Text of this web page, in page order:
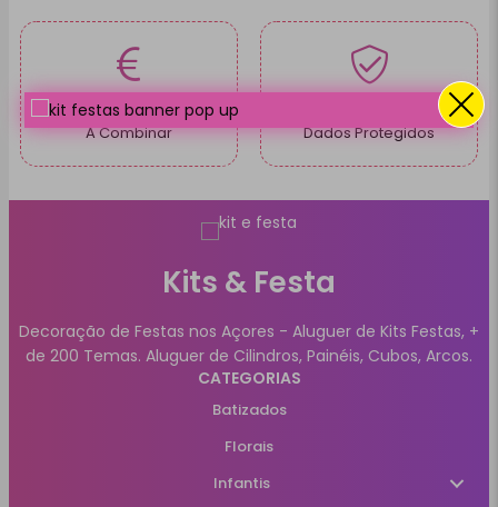
Pagamentos
A Combinar
100% Seguro
Dados Protegidos
Kits & Festa
Decoração de Festas nos Açores - Aluguer de Kits Festas, +
de 200 Temas. Aluguer de Cilindros, Painéis, Cubos, Arcos.
CATEGORIAS
Batizados
Florais
Infantis